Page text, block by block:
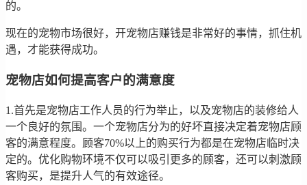
的。
现在的宠物市场很好，开宠物店赚钱是非常好的事情，抓住机
遇，才能获得成功。
宠物店如何提高客户的满意度
1.首先是宠物店工作人员的行为举止，以及宠物店的装修给人
一个良好的氛围。一个宠物店分为的好坏直接决定着宠物店顾
客的满意程度。顾客70%以上的购买行为都是在宠物店临时决
定的。优化购物环境不仅可以吸引更多的顾客，还可以刺激顾
客购买，是提升人气的有效途径。